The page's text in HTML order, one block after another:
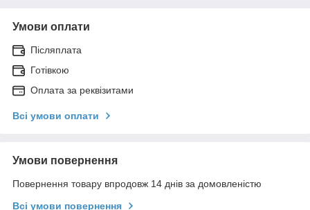
Умови оплати
Післяплата
Готівкою
Оплата за реквізитами
Всі умови оплати
Умови повернення
Повернення товару впродовж 14 днів за домовленістю
Всі умови повернення